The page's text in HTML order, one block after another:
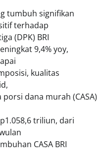
tumbuh signifikan
terhadap
(DPK) BRI
9,4% yoy,
kualitas
dana murah (CASA)
triliun, dari
CASA BRI